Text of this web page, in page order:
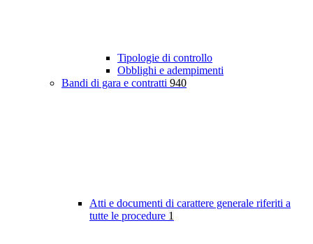
Tipologie di controllo
Obblighi e adempimenti
Bandi di gara e contratti 940
Atti e documenti di carattere generale riferiti a
tutte le procedure 1